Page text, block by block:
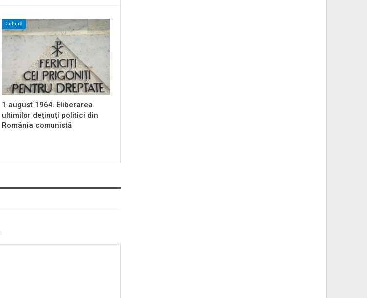
Cultură
1 august 1964. Eliberarea
ultimilor deținuți politici din
România comunistă